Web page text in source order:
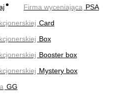
Firma wyceniająca PSA
Card
Box
Booster box
Mystery box
GG